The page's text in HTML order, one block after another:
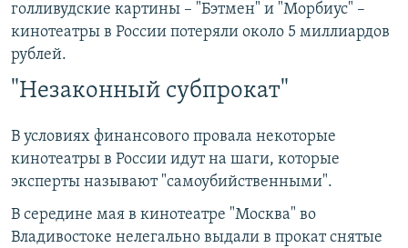
голливудские картины – "Бэтмен" и "Морбиус" –
кинотеатры в России потеряли около 5 миллиардов
рублей.
"Незаконный субпрокат"
В условиях финансового провала некоторые
кинотеатры в России идут на шаги, которые
эксперты называют "самоубийственными".
В середине мая в кинотеатре "Москва" во
Владивостоке нелегально выдали в прокат снятые